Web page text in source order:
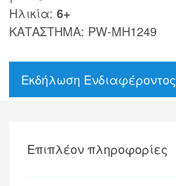
Ηλικία: 6+
ΚΑΤΑΣΤΗΜΑ: PW-MH1249
Εκδήλωση Ενδιαφέροντος
Επιπλέον πληροφορίες